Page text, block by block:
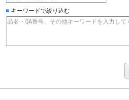
キーワードで絞り込む